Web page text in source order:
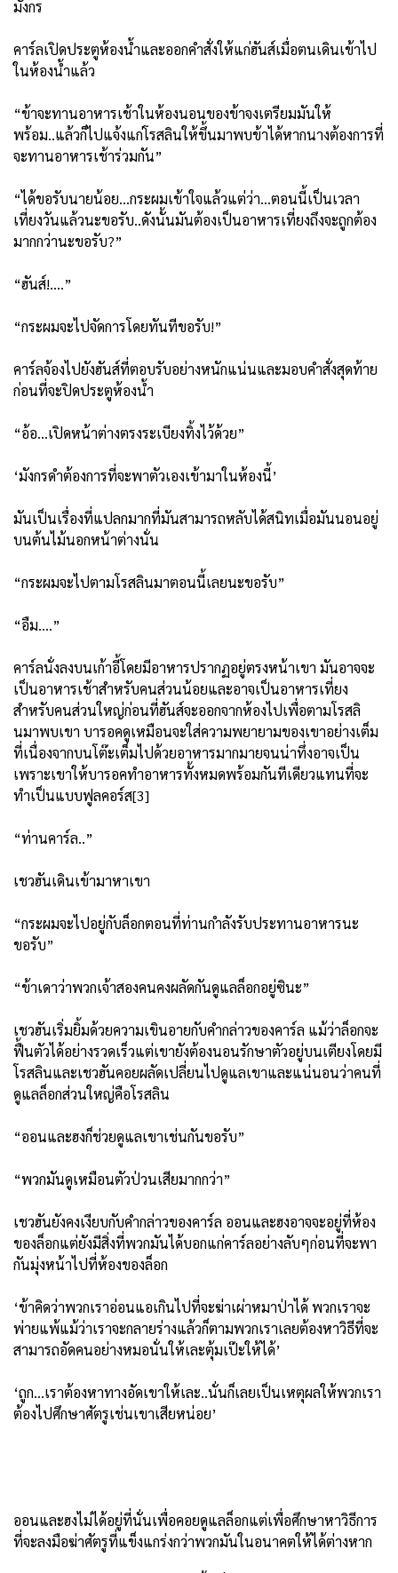
มังกร
คาร์ลเปิดประตูห้องน้ำและออกคำสั่งให้แก่ฮันส์เมื่อตนเดินเข้าไป
ในห้องน้ำแล้ว
“ข้าจะทานอาหารเช้าในห้องนอนของข้าจงเตรียมมันให้
พร้อม..แล้วก็ไปแจ้งแก่โรสลินให้ขึ้นมาพบข้าได้หากนางต้องการที่
จะทานอาหารเช้าร่วมกัน”
“ได้ขอรับนายน้อย...กระผมเข้าใจแล้วแต่ว่า...ตอนนี้เป็นเวลา
เที่ยงวันแล้วนะขอรับ..ดังนั้นมันต้องเป็นอาหารเที่ยงถึงจะถูกต้อง
มากกว่านะขอรับ?”
“ฮันส์!....”
“กระผมจะไปจัดการโดยทันทีขอรับ!”
คาร์ลจ้องไปยังฮันส์ที่ตอบรับอย่างหนักแน่นและมอบคำสั่งสุดท้าย
ก่อนที่จะปิดประตูห้องน้ำ
“อ้อ...เปิดหน้าต่างตรงระเบียงทิ้งไว้ด้วย”
‘มังกรดำต้องการที่จะพาตัวเองเข้ามาในห้องนี้’
มันเป็นเรื่องที่แปลกมากที่มันสามารถหลับได้สนิทเมื่อมันนอนอยู่
บนต้นไม้นอกหน้าต่างนั่น
“กระผมจะไปตามโรสลินมาตอนนี้เลยนะขอรับ”
“อืม....”
คาร์ลนั่งลงบนเก้าอี้โดยมีอาหารปรากฏอยู่ตรงหน้าเขา มันอาจจะ
เป็นอาหารเช้าสำหรับคนส่วนน้อยและอาจเป็นอาหารเที่ยง
สำหรับคนส่วนใหญ่ก่อนที่ฮันส์จะออกจากห้องไปเพื่อตามโรสลิ
นมาพบเขา บารอคดูเหมือนจะใส่ความพยายามของเขาอย่างเต็ม
ที่เนื่องจากบนโต๊ะเต็มไปด้วยอาหารมากมายจนน่าทึ่งอาจเป็น
เพราะเขาให้บารอคทำอาหารทั้งหมดพร้อมกันทีเดียวแทนที่จะ
ทำเป็นแบบฟูลคอร์ส[3]
“ท่านคาร์ล..”
เชวฮันเดินเข้ามาหาเขา
“กระผมจะไปอยู่กับล็อกตอนที่ท่านกำลังรับประทานอาหารนะ
ขอรับ”
“ข้าเดาว่าพวกเจ้าสองคนคงผลัดกันดูแลล็อกอยู่ซินะ”
เชวฮันเริ่มยิ้มด้วยความเขินอายกับคำกล่าวของคาร์ล แม้ว่าล็อกจะ
ฟื้นตัวได้อย่างรวดเร็วแต่เขายังต้องนอนรักษาตัวอยู่บนเตียงโดยมี
โรสลินและเชวฮันคอยผลัดเปลี่ยนไปดูแลเขาและแน่นอนว่าคนที่
ดูแลล็อกส่วนใหญ่คือโรสลิน
“ออนและฮงก็ช่วยดูแลเขาเช่นกันขอรับ”
“พวกมันดูเหมือนตัวป่วนเสียมากกว่า”
เชวฮันยังคงเงียบกับคำกล่าวของคาร์ล ออนและฮงอาจจะอยู่ที่ห้อง
ของล็อกแต่ยังมีสิ่งที่พวกมันได้บอกแก่คาร์ลอย่างลับๆก่อนที่จะพา
กันมุ่งหน้าไปที่ห้องของล็อก
‘ข้าคิดว่าพวกเราอ่อนแอเกินไปที่จะฆ่าเผ่าหมาป่าได้ พวกเราจะ
พ่ายแพ้แม้ว่าเราจะกลายร่างแล้วก็ตามพวกเราเลยต้องหาวิธีที่จะ
สามารถอัดคนอย่างหมอนั่นให้เละตุ้มเป๊ะให้ได้’
‘ถูก...เราต้องหาทางอัดเขาให้เละ..นั่นก็เลยเป็นเหตุผลให้พวกเรา
ต้องไปศึกษาศัตรูเช่นเขาเสียหน่อย’
ออนและฮงไม่ได้อยู่ที่นั่นเพื่อคอยดูแลล็อกแต่เพื่อศึกษาหาวิธีการ
ที่จะลงมือฆ่าศัตรูที่แข็งแกร่งกว่าพวกมันในอนาคตให้ได้ต่างหาก